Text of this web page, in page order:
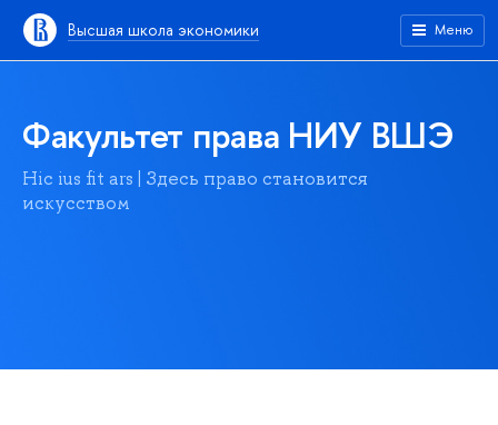
Высшая школа экономики Меню
Факультет права НИУ ВШЭ
Hic ius fit ars | Здесь право становится
искусством